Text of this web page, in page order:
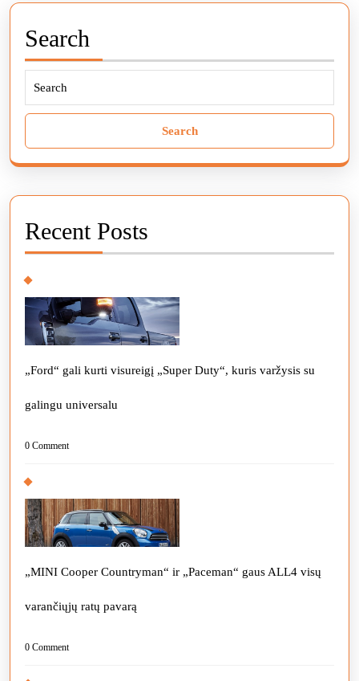
Search
Search
Recent Posts
„Ford“ gali kurti visureigį „Super Duty“, kuris varžysis su
galingu universalu
0 Comment
„MINI Cooper Countryman“ ir „Paceman“ gaus ALL4 visų
varančiųjų ratų pavarą
0 Comment